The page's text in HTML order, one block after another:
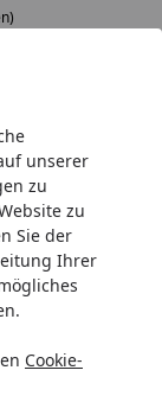
unserer
zu
zu
Sie der
Ihrer
Cookie-
Terrassenplatten